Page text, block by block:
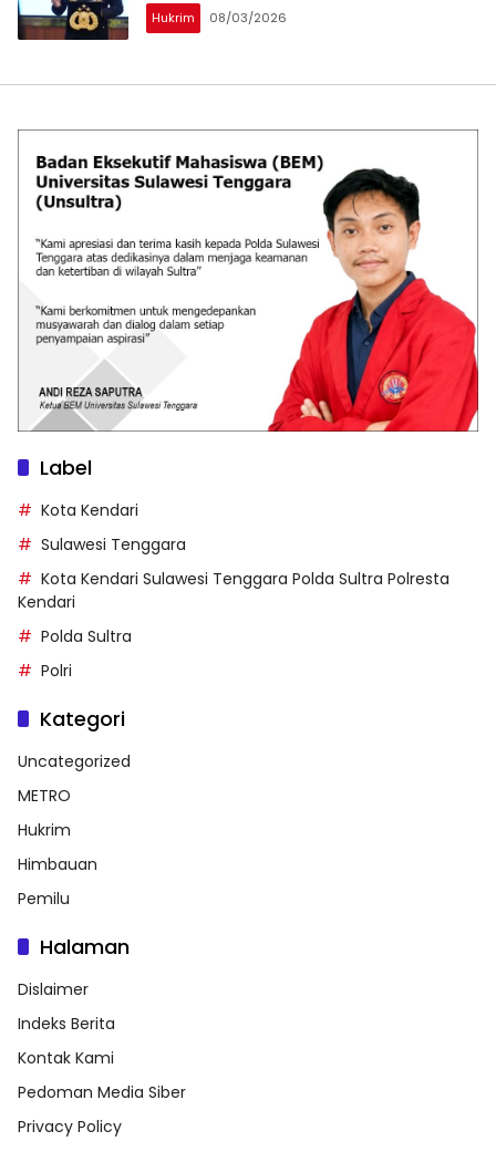
Hukrim 08/03/2026
Label
Kota Kendari
Sulawesi Tenggara
Kota Kendari Sulawesi Tenggara Polda Sultra Polresta
Kendari
Polda Sultra
Polri
Kategori
Uncategorized
METRO
Hukrim
Himbauan
Pemilu
Halaman
Dislaimer
Indeks Berita
Kontak Kami
Pedoman Media Siber
Privacy Policy